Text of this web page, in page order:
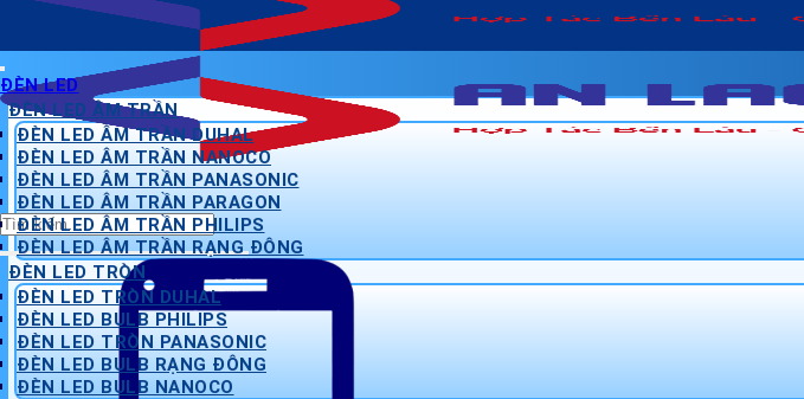
Tìm
kiếm:
ĐÈN LED
ĐÈN LED ÂM TRẦN
ĐÈN LED ÂM TRẦN DUHAL
ĐÈN LED ÂM TRẦN NANOCO
ĐÈN LED ÂM TRẦN PANASONIC
ĐÈN LED ÂM TRẦN PARAGON
ĐÈN LED ÂM TRẦN PHILIPS
ĐÈN LED ÂM TRẦN RẠNG ĐÔNG
ĐÈN LED TRÒN
ĐÈN LED TRÒN DUHAL
ĐÈN LED BULB PHILIPS
ĐÈN LED TRÒN PANASONIC
ĐÈN LED BULB RẠNG ĐÔNG
ĐÈN LED BULB NANOCO